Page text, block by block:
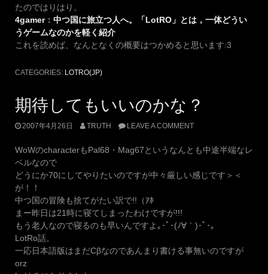
たのではりはり。
4gamer： 中つ国に旅立つ人へ。「LotRO」とは，一体どうい
うゲームなのかを軽く紹介
これを読めば、なんとなくの概要はつかめると思います:3
CATEGORIES: LOTRO(JP)
期待してもいいのかな？
2007年4月26日 TRUTH LEAVE A COMMENT
WoWのcharacterもPal68・Mag67というなんとも中途半端なレ
ベルなので
どうにか70にしてやりたいのですが中々厳しい感じです＞＜
が！！
中つ国の冒険も捨てがたい訳で!!（ｱﾎ
まー昨日は21時に寝てしまったわけですが!!!
もう老人なので寝るのも早いんですよ｡･ﾟ･(ﾉ∀｀)･ﾟ･｡
LotRo話。
一応日本語版はまだCβなのであんまり書ける事無いのですが
orz